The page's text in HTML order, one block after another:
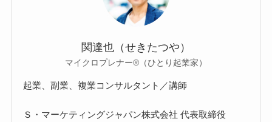
関達也（せきたつや）
マイクロプレナー®（ひとり起業家）
起業、副業、複業コンサルタント／講師
Ｓ・マーケティングジャパン株式会社 代表取締役